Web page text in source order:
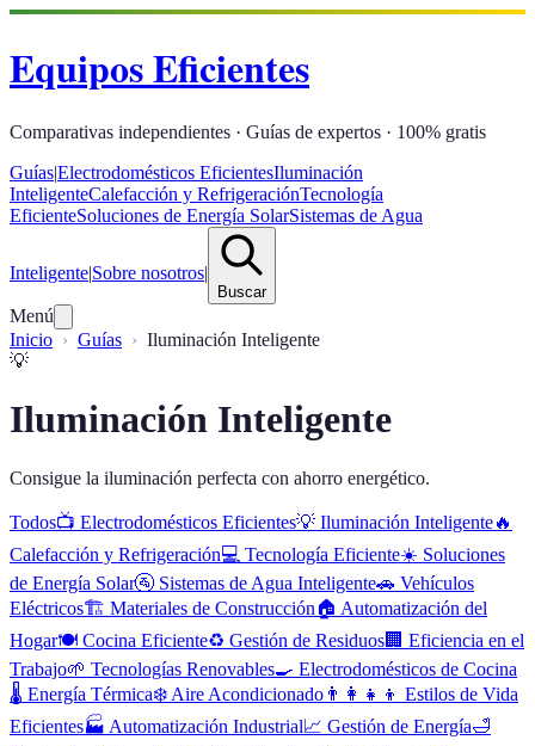
Equipos Eficientes
Comparativas independientes · Guías de expertos · 100% gratis
Guías|Electrodomésticos EficientesIluminación
InteligenteCalefacción y RefrigeraciónTecnología
EficienteSoluciones de Energía SolarSistemas de Agua
Inteligente|Sobre nosotros|
Buscar
Menú
Inicio
Guías
Iluminación Inteligente
💡
Iluminación Inteligente
Consigue la iluminación perfecta con ahorro energético.
Todos📺 Electrodomésticos Eficientes💡 Iluminación Inteligente🔥
Calefacción y Refrigeración💻 Tecnología Eficiente☀️ Soluciones
de Energía Solar🚰 Sistemas de Agua Inteligente🚗 Vehículos
Eléctricos🏗️ Materiales de Construcción🏠 Automatización del
Hogar🍽️ Cocina Eficiente♻️ Gestión de Residuos🏢 Eficiencia en el
Trabajo🌱 Tecnologías Renovables🍳 Electrodomésticos de Cocina
🌡️ Energía Térmica❄️ Aire Acondicionado 👨‍👩‍👧‍👦 Estilos de Vida
Eficientes🏭 Automatización Industrial📈 Gestión de Energía🛁